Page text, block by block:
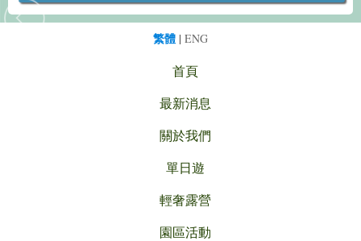
繁體 | ENG
首頁
最新消息
關於我們
單日遊
輕奢露營
園區活動